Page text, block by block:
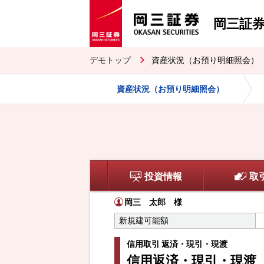
岡三証
デモトップ 資産状況（お預り明細照会）
資産状況（お預り明細照会）
投資情報 取
岡三 太郎
様
新規建可能額
信用取引 返済・現引・現渡
信用返済・現引・現渡